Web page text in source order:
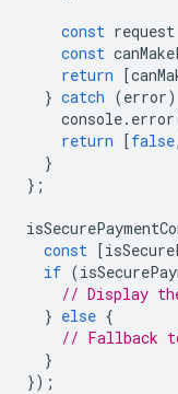
const request
const
return
[
} catch (error)
console. error
return
[false,
}
};
const
[
if (
// Display
} else {
// Fallback
}
});